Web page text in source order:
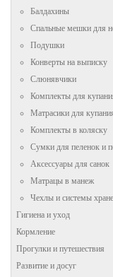
Балдахины
Спальные мешки для
Подушки
Конверты на выписку
Слюнявчики
Комплекты для
Матрасики для
Комплекты в коляску
Сумки для пеленок и
Аксессуары для санок
Матрацы в манеж
Чехлы и системы
Гигиена и уход
Кормление
Прогулки и путешествия
Развитие и досуг